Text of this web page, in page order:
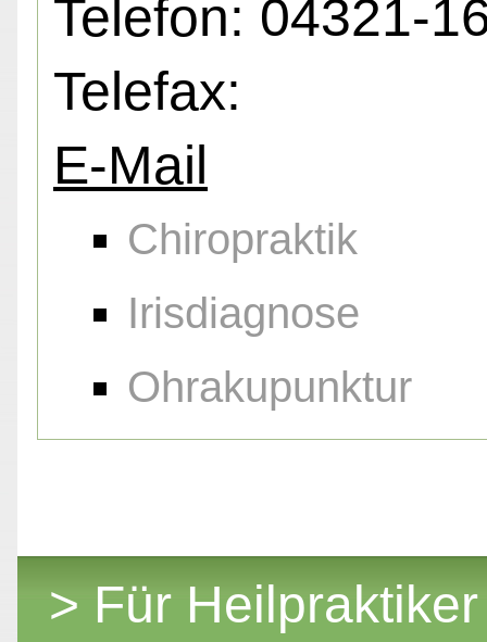
Telefon: 04321-
Telefax:
E-Mail
Chiropraktik
Irisdiagnose
Ohrakupunktur
> Für